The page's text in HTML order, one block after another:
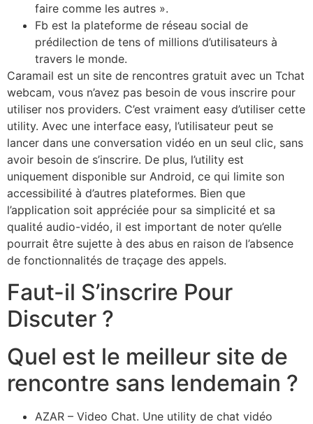
faire comme les autres ».
Fb est la plateforme de réseau social de
prédilection de tens of millions d’utilisateurs à
travers le monde.
Caramail est un site de rencontres gratuit avec un Tchat
webcam, vous n’avez pas besoin de vous inscrire pour
utiliser nos providers. C’est vraiment easy d’utiliser cette
utility. Avec une interface easy, l’utilisateur peut se
lancer dans une conversation vidéo en un seul clic, sans
avoir besoin de s’inscrire. De plus, l’utility est
uniquement disponible sur Android, ce qui limite son
accessibilité à d’autres plateformes. Bien que
l’application soit appréciée pour sa simplicité et sa
qualité audio-vidéo, il est important de noter qu’elle
pourrait être sujette à des abus en raison de l’absence
de fonctionnalités de traçage des appels.
Faut-il S’inscrire Pour
Discuter ?
Quel est le meilleur site de
rencontre sans lendemain ?
AZAR – Video Chat. Une utility de chat vidéo